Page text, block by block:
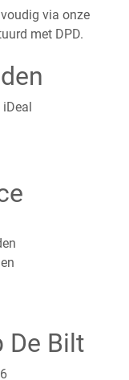
via onze
met DPD.
De Bilt